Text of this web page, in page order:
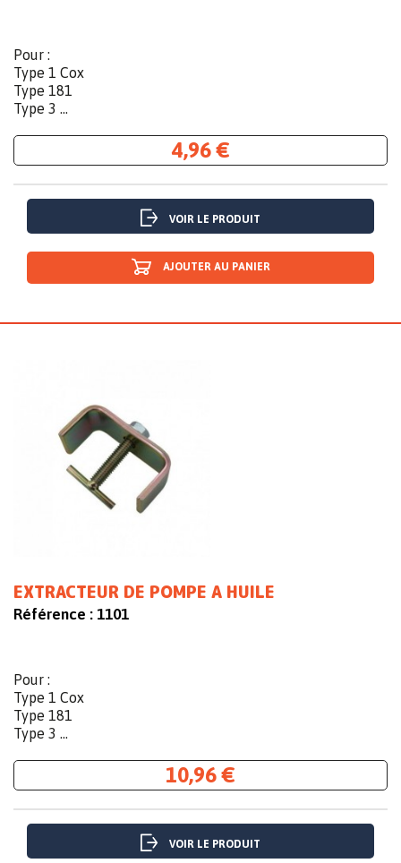
Pour :
Type 1 Cox
Type 181
Type 3 ...
4,96 €
VOIR LE PRODUIT
AJOUTER AU PANIER
EXTRACTEUR DE POMPE A HUILE
Référence : 1101
Pour :
Type 1 Cox
Type 181
Type 3 ...
10,96 €
VOIR LE PRODUIT